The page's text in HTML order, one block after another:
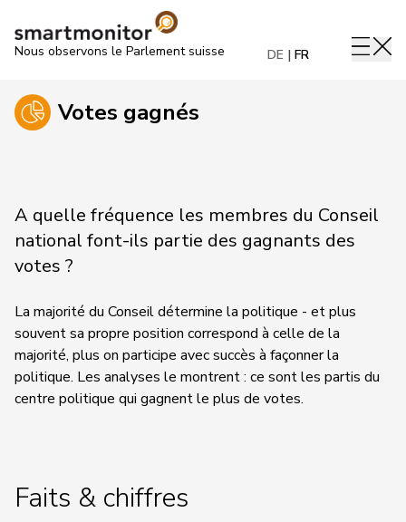
Nous observons le Parlement suisse DE FR
Votes gagnés
A quelle fréquence les membres du Conseil
national font-ils partie des gagnants des
votes ?
La majorité du Conseil détermine la politique - et plus
souvent sa propre position correspond à celle de la
majorité, plus on participe avec succès à façonner la
politique. Les analyses le montrent : ce sont les partis du
centre politique qui gagnent le plus de votes.
Faits & chiffres